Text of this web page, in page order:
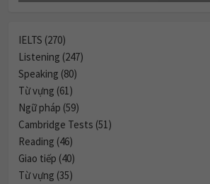
IELTS (270)
Listening (247)
Speaking (80)
Từ vựng (61)
Ngữ pháp (59)
Cambridge Tests (51)
Reading (46)
Giao tiếp (40)
Từ vựng (35)